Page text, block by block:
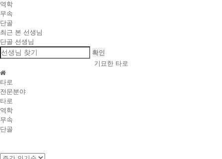
역학
무속
단골
최근 본 선생님
단골 선생님
확인
기묘한타로
타로
전문분야
타로
역학
무속
단골